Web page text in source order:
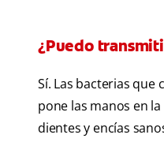
¿Puedo
Sí. Las bacterias
pone las manos en
dientes y encías